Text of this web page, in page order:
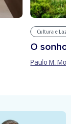
Cultura e
O sonho
Paulo M.